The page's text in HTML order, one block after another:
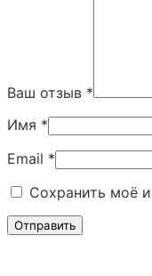
Ваш отзыв *
Имя *
Email *
Сохранить моё